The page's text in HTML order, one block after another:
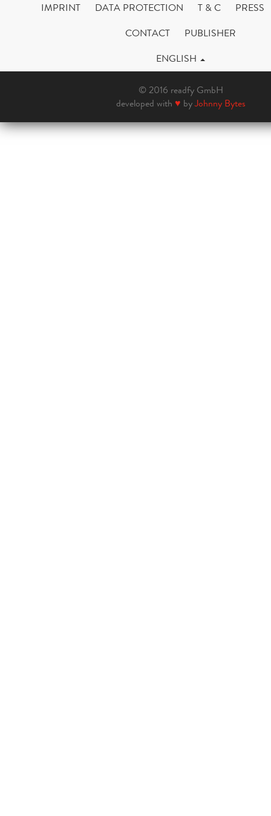
IMPRINT DATA PROTECTION T & C
PRESS
CONTACT
PUBLISHER
ENGLISH
© 2016 readfy GmbH
developed with ♥ byJohnny Bytes